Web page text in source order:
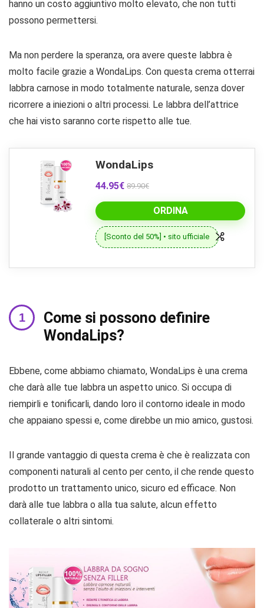
hanno un costo aggiuntivo molto elevato, che non tutti
possono permettersi.
Ma non perdere la speranza, ora avere queste labbra è
molto facile grazie a WondaLips. Con questa crema otterrai
labbra carnose in modo totalmente naturale, senza dover
ricorrere a iniezioni o altri processi. Le labbra dell’attrice
che hai visto saranno corte rispetto alle tue.
WondaLips
44.95€ 89.90€
ORDINA
[Sconto del 50%] • sito ufficiale
Come si possono definire
WondaLips?
Ebbene, come abbiamo chiamato, WondaLips è una crema
che darà alle tue labbra un aspetto unico. Si occupa di
riempirli e tonificarli, dando loro il contorno ideale in modo
che appaiano spessi e, come direbbe un mio amico, gustosi.
Il grande vantaggio di questa crema è che è realizzata con
componenti naturali al cento per cento, il che rende questo
prodotto un trattamento unico, sicuro ed efficace. Non
darà alle tue labbra o alla tua salute, alcun effetto
collaterale o altri sintomi.